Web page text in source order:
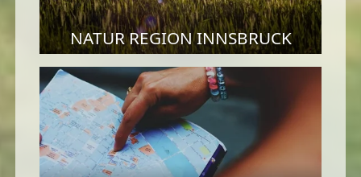
NATUR REGION INNSBRUCK